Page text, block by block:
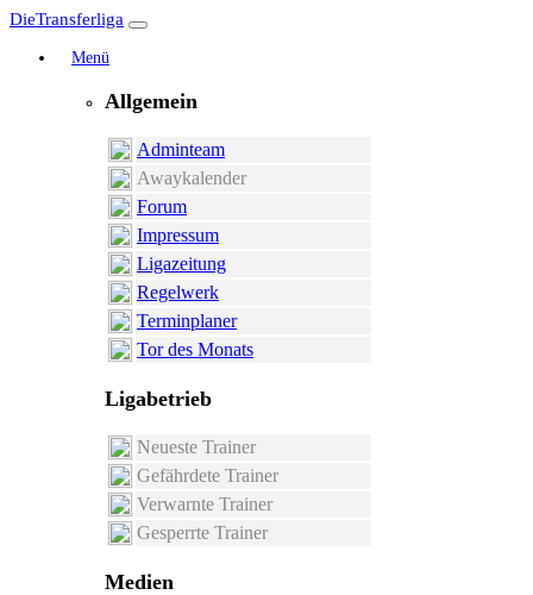
DieTransferliga
Menü
Allgemein
Adminteam
Awaykalender
Forum
Impressum
Ligazeitung
Regelwerk
Terminplaner
Tor des Monats
Ligabetrieb
Neueste Trainer
Gefährdete Trainer
Verwarnte Trainer
Gesperrte Trainer
Medien